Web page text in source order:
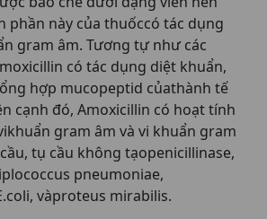
phần này của thuốccó tác dụng
gram âm. Tương tự như các
có tác dụng diệt khuẩn,
hợp mucopeptid củathành tế
cạnh đó, Amoxicillin có hoạt tính
gram âm và vi khuẩn gram
tụ cầu không tạopenicillinase,
pneumoniae,
vàproteus mirabilis.